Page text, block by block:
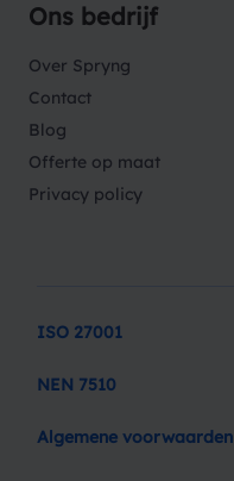
Ons bedrijf
Over Spryng
Contact
Blog
Offerte op maat
Privacy policy
ISO 27001
NEN 7510
Algemene voorwaarden